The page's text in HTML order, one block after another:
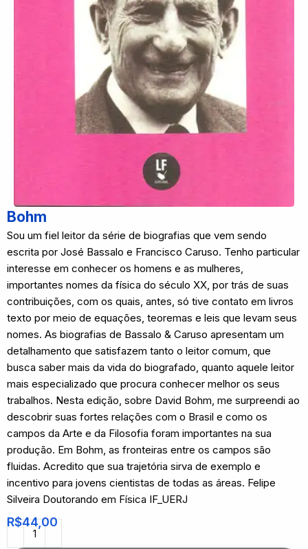
Bohm
Sou um fiel leitor da série de biografias que vem sendo
escrita por José Bassalo e Francisco Caruso. Tenho particular
interesse em conhecer os homens e as mulheres,
importantes nomes da física do século XX, por trás de suas
contribuições, com os quais, antes, só tive contato em livros
texto por meio de equações, teoremas e leis que levam seus
nomes. As biografias de Bassalo & Caruso apresentam um
detalhamento que satisfazem tanto o leitor comum, que
busca saber mais da vida do biografado, quanto aquele leitor
mais especializado que procura conhecer melhor os seus
trabalhos. Nesta edição, sobre David Bohm, me surpreendi ao
descobrir suas fortes relações com o Brasil e como os
campos da Arte e da Filosofia foram importantes na sua
produção. Em Bohm, as fronteiras entre os campos são
fluidas. Acredito que sua trajetória sirva de exemplo e
incentivo para jovens cientistas de todas as áreas. Felipe
Silveira Doutorando em Física IF_UERJ
R$44,00